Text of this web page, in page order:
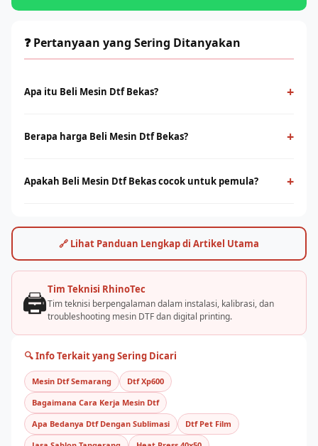
❓ Pertanyaan yang Sering Ditanyakan
Apa itu Beli Mesin Dtf Bekas? +
menggunakan film PET sebagai media transfer ke berbagai
Berapa harga Beli Mesin Dtf Bekas? +
head dan kapasitas produksi. Hubungi tim RhinoCare untuk
Apakah Beli Mesin Dtf Bekas cocok untuk pemula? +
pelatihan yang tepat. Rhino Indonesia menyediakan training
dan pendampingan after-sales agar bisnis sablon Anda cepat
🔗 Lihat Panduan Lengkap di Artikel Utama
🖨️Tim Teknisi RhinoTec
Tim teknisi berpengalaman dalam instalasi, kalibrasi, dan
troubleshooting mesin DTF dan digital printing.
🔍 Info Terkait yang Sering Dicari
Mesin Dtf Semarang
Dtf Xp600
Bagaimana Cara Kerja Mesin Dtf
Apa Bedanya Dtf Dengan Sublimasi
Dtf Pet Film